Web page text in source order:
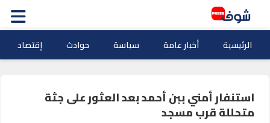
الرئيسية أخبار عامة سياسة حوادث إقتصاد
استنفار أمني ببن أحمد بعد العثور على جثة
متحللة قرب مسجد